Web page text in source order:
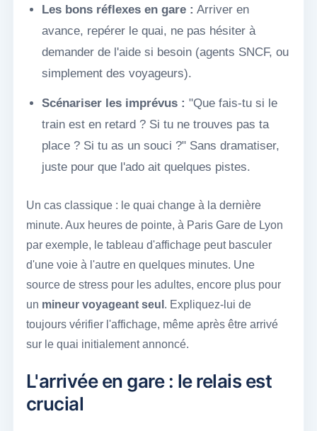
Les bons réflexes en gare : Arriver en
avance, repérer le quai, ne pas hésiter à
demander de l'aide si besoin (agents SNCF, ou
simplement des voyageurs).
Scénariser les imprévus : "Que fais-tu si le
train est en retard ? Si tu ne trouves pas ta
place ? Si tu as un souci ?" Sans dramatiser,
juste pour que l'ado ait quelques pistes.
Un cas classique : le quai change à la dernière
minute. Aux heures de pointe, à Paris Gare de Lyon
par exemple, le tableau d'affichage peut basculer
d'une voie à l'autre en quelques minutes. Une
source de stress pour les adultes, encore plus pour
un mineur voyageant seul . Expliquez-lui de
toujours vérifier l'affichage, même après être arrivé
sur le quai initialement annoncé.
L'arrivée en gare : le relais est
crucial